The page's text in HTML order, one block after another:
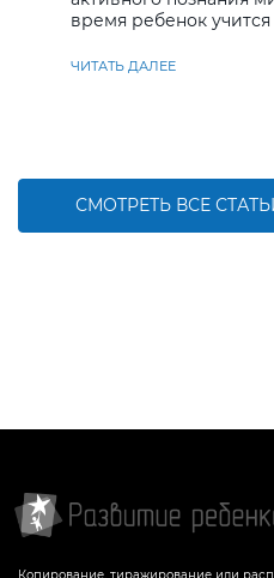
время ребенок
ЧИТАТЬ ДАЛЕЕ
СМОТРЕТЬ ВСЕ